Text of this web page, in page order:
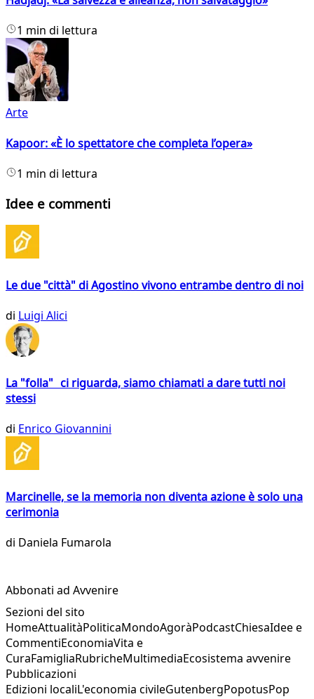
1 min di lettura
Arte
Kapoor: «È lo spettatore che completa l’opera»
1 min di lettura
Idee e commenti
Le due "città" di Agostino vivono entrambe dentro di noi
di Luigi Alici
La "folla" ci riguarda, siamo chiamati a dare tutti noi
stessi
di Enrico Giovannini
Marcinelle, se la memoria non diventa azione è solo una
cerimonia
di Daniela Fumarola
Abbonati ad Avvenire
Sezioni del sito
HomeAttualitàPoliticaMondoAgoràPodcastChiesaIdee e
CommentiEconomiaVita e
CuraFamigliaRubricheMultimediaEcosistema avvenire
Pubblicazioni
Edizioni localiL'economia civileGutenbergPopotusPop